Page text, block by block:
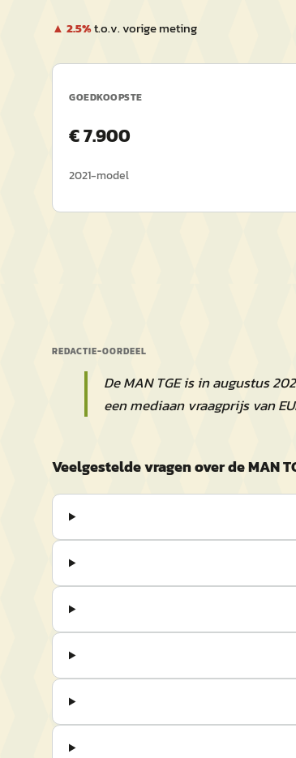
▲ 2.5%t.o.v. vorige meting
GOEDKOOPSTE
€7.900
2021-model
REDACTIE-OORDEEL
De MAN TGE is in augustus
een mediaan vraagprijs van
Veelgestelde vragen over de MAN